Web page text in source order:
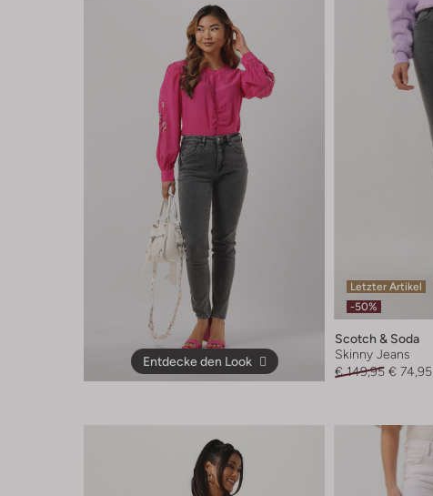
Entdecke den Look
Letzter Artikel
-50%
Scotch & Soda
Skinny Jeans
€ 149,95 € 74,95